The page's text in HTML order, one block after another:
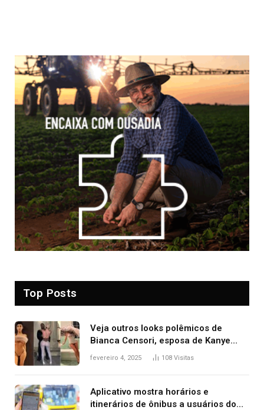
Top Posts
Veja outros looks polêmicos de
Bianca Censori, esposa de Kanye
West que apareceu nua no Grammy
fevereiro 4, 2025 108 Visitas
Aplicativo mostra horários e
itinerários de ônibus a usuários do